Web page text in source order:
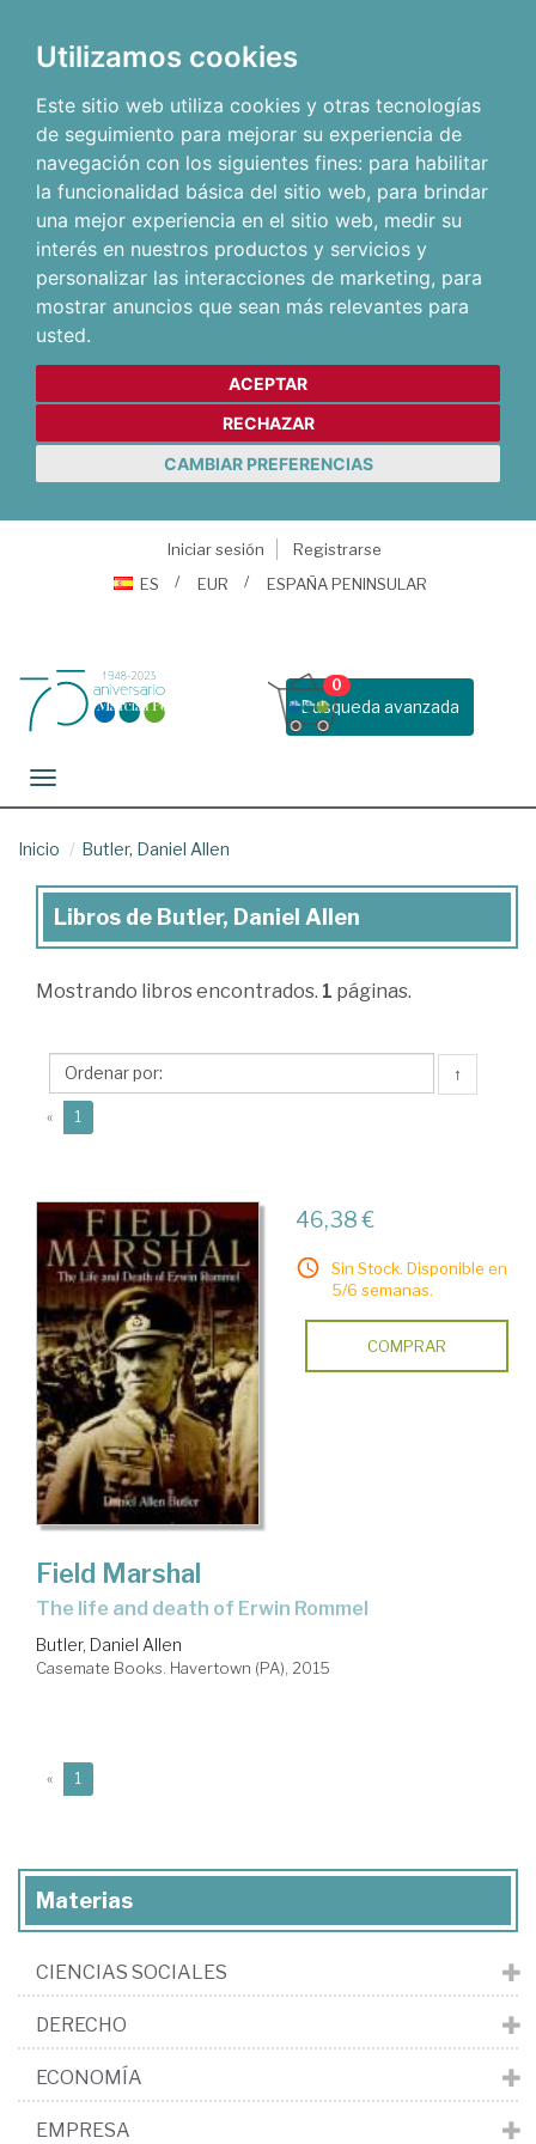
Utilizamos cookies
Este sitio web utiliza cookies y otras tecnologías
de seguimiento para mejorar su experiencia de
navegación con los siguientes fines: para habilitar
la funcionalidad básica del sitio web, para brindar
una mejor experiencia en el sitio web, medir su
interés en nuestros productos y servicios y
personalizar las interacciones de marketing, para
mostrar anuncios que sean más relevantes para
usted.
ACEPTAR
RECHAZAR
CAMBIAR PREFERENCIAS
Iniciar sesión
Registrarse
ES
EUR ESPAÑA PENINSULAR
Busqueda avanzada
0
Toggle navigation
Inicio Butler, Daniel Allen
Libros
Butler,
Allen
Libros de Butler, Daniel Allen
Mostrando libros encontrados. 1 páginas.
↑
« 1
46,38 €
Sin Stock. Disponible en
5/6 semanas.
COMPRAR
Field Marshal
the life and death of Erwin Rommel
Butler, Daniel Allen
Casemate Books. Havertown (PA), 2015
« 1
Materias
CIENCIAS SOCIALES
DERECHO
ECONOMÍA
EMPRESA